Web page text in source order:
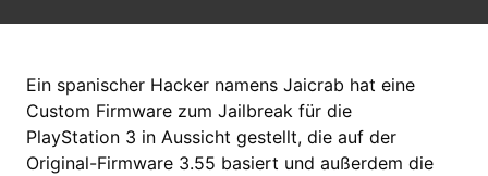
Ein spanischer Hacker namens Jaicrab hat eine
Custom Firmware zum Jailbreak für die
PlayStation 3 in Aussicht gestellt, die auf der
Original-Firmware 3.55 basiert und außerdem die